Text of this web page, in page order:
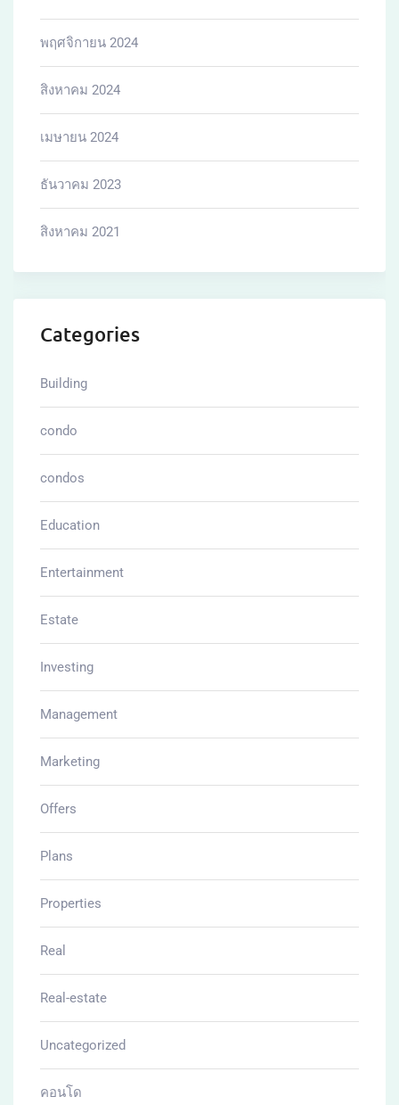
พฤศจิกายน 2024
สิงหาคม 2024
เมษายน 2024
ธันวาคม 2023
สิงหาคม 2021
Categories
Building
condo
condos
Education
Entertainment
Estate
Investing
Management
Marketing
Offers
Plans
Properties
Real
Real-estate
Uncategorized
คอนโด